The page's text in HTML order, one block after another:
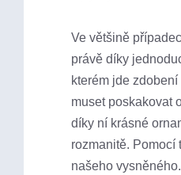
Ve většině
právě díky
kterém jde
muset poskakovat
díky ní krásné
rozmanitě. Pomocí
našeho